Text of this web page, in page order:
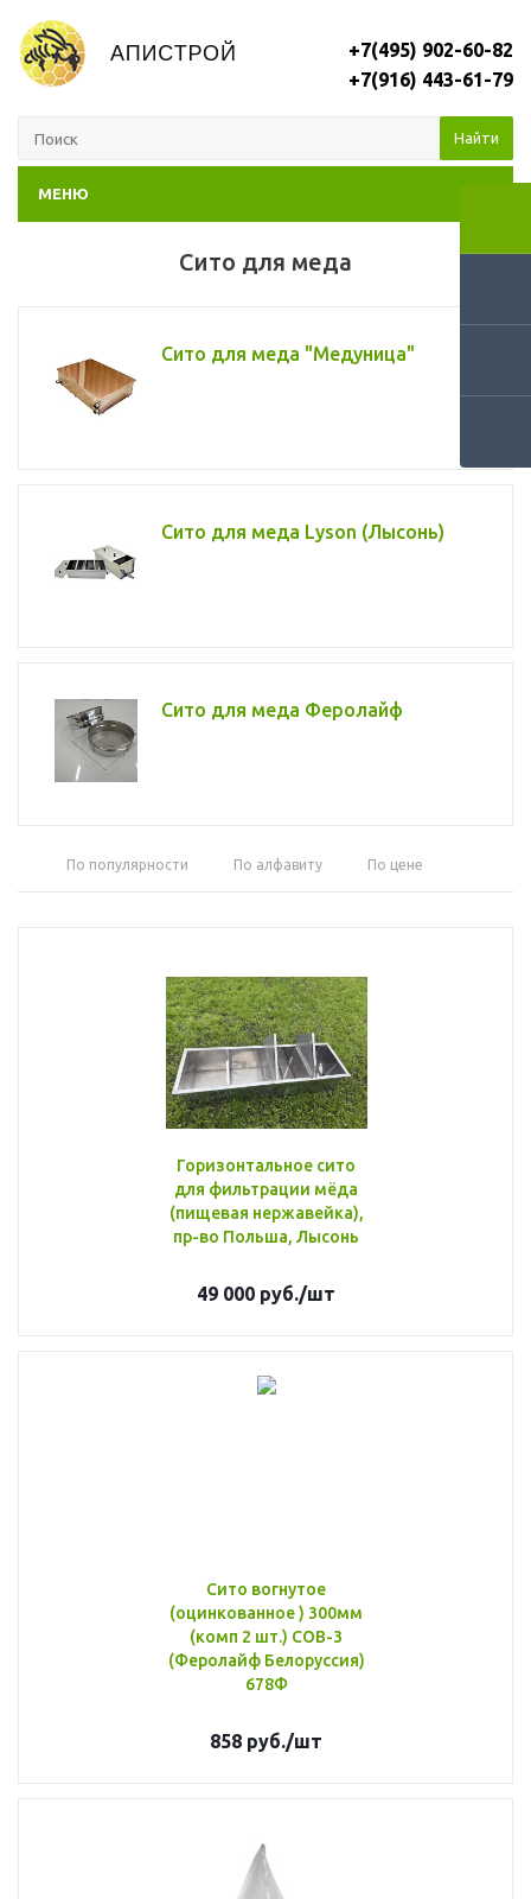
+7(495) 902-60-82
+7(916) 443-61-79
Найти
МЕНЮ
Сито для меда
Сито для меда "Медуница"
Сито для меда Lyson (Лысонь)
Сито для меда Феролайф
По популярности По алфавиту По цене
Горизонтальное сито
для фильтрации мёда
(пищевая нержавейка),
пр-во Польша, Лысонь
49 000 руб./шт
Сито вогнутое
(оцинкованное ) 300мм
(комп 2 шт.) СОВ-3
(Феролайф Белоруссия)
678Ф
858 руб./шт